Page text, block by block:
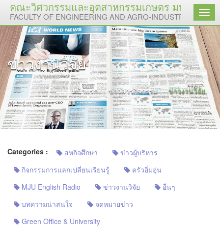
คณะวิศวกรรมและอุตสาหกรรมเกษตร มหาวิทยา
FACULTY OF ENGINEERING AND AGRO-INDUSTRY, เมนู
ข่าวงานวิจัย
หน้าแรก ข่าวสารกิจกรรม ข่าวงานวิจัย
Categories : สหกิจศึกษา
ข่าวผู้บริหาร
กิจกรรมการแลกเปลี่ยนเรียนรู้
ครัวอิ่มอุ่น
MJU English Radio
ข่าวงานวิจัย
อื่นๆ
บทความน่าสนใจ
จดหมายข่าว
Green Office & University